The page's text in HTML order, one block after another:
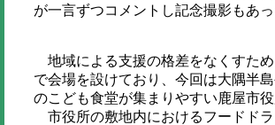
が一言ずつコメントし記念撮影もあっ
地域による支援の格差をなくすた
で会場を設けており、今回は大隅半
のこども食堂が集まりやすい鹿屋市役
市役所の敷地内におけるフードド